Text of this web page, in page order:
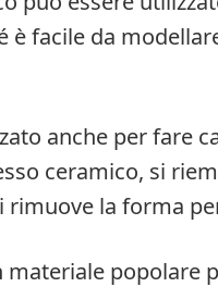
è facile da
anche per fare
ceramico, si
la forma
popolare